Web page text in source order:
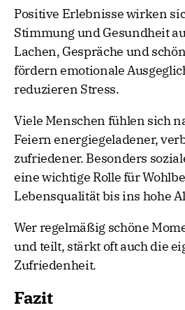
Positive Erlebnisse wirken
Stimmung und Gesundheit
Lachen, Gespräche und
fördern emotionale
reduzieren Stress.
Viele Menschen fühlen sich
Feiern energiegeladener,
zufriedener. Besonders
eine wichtige Rolle für
Lebensqualität bis ins hohe
Wer regelmäßig schöne
und teilt, stärkt oft auch die
Zufriedenheit.
Fazit